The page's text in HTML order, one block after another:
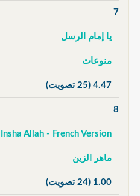
7
يا إمام الرسل
منوعات
4.47 (25 تصويت)
8
Insha Allah - French Version
ماهر الزين
1.00 (24 تصويت)